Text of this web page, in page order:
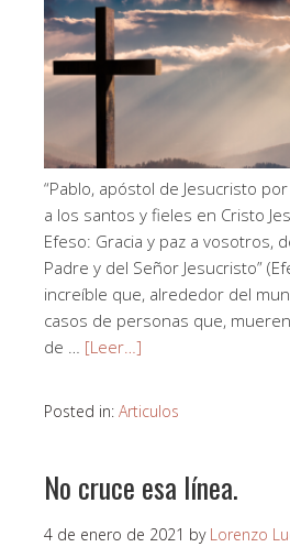
“Pablo, apóstol de Jesucristo
a los santos y fieles en Cristo
Efeso: Gracia y paz a vosotros,
Padre y del Señor Jesucristo”
increíble que, alrededor del
casos de personas que,
de … [Leer…]
Posted in: Articulos
No cruce esa línea.
4 de enero de 2021 by Lorenzo